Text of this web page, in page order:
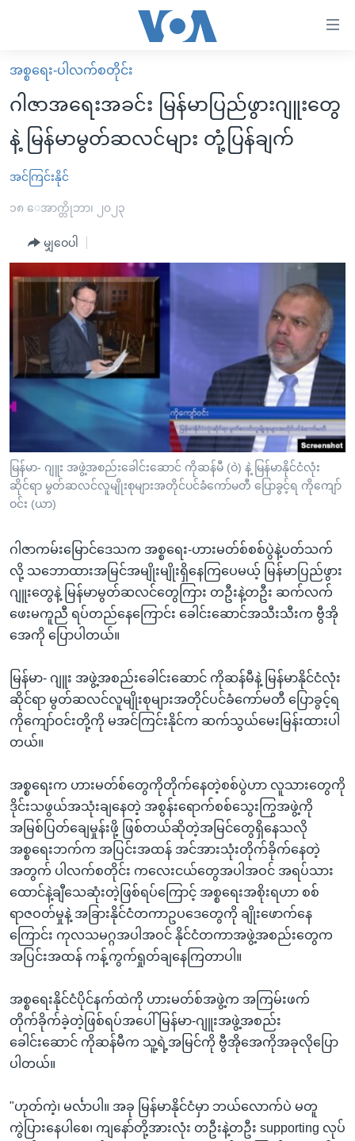
လွယ်ကူ
စေ
သည့်
Link
များ
ပင်မ
ကျော်
ပင်မ
အ
ညွန်း
စာမျက်နှာ
ကြည့်
ရန်
ရှာဖွေ
နေရာ
သို့
ကျော်
ရန်
မူလစာမျက်နှာ
မြန်မာ
ကမ္ဘာ့သတင်းများ
နိုင်ငံတကာ
အစ္စရေး-ပါလက်စတိုင်း
ဗွီဒီယို
အင်္ဂလိပ်စာလေ့လာမယ်
အမေရိကန်သုံးအီဒီယံ
မကြေးမုံရဲ့ အင်္ဂလိပ်စာ
ရုပ်ရှင်ထဲက အင်္ဂလိပ်စာ
သုတပဒေသာ အင်္ဂလိပ်စာ
အပတ်စဉ်ကဏ္ဍများ
ရေဒီယို
တီဗွီ
ရေဒီယိုနှင့်ရုပ်သံ အချက်အလက်များ
ရေဒီယို/တီဗွီအစီအစဉ်
Learning English
ဗွီအိုအေ လူမှုကွန်ယက်များ
ဘာသာစကားများ
အစ္စရေး-ပါလက်စတိုင်း
ဂါဇာအရေးအခင်း မြန်မာပြည်ဖွားဂျူးတွေ
နဲ့ မြန်မာမွတ်ဆလင်များ တုံ့ပြန်ချက်
အင်ကြင်းနိုင်
၁၈ ေအာက္တိုဘာ၊ ၂၀၂၃
မျှဝေပါ
မြန်မာ- ဂျူး အဖွဲ့အစည်းခေါင်းဆောင် ကိုဆန်မီ (ဝဲ)​ နဲ့ မြန်မာနိုင်ငံလုံး
ဆိုင်ရာ မွတ်ဆလင်လူမျိုးစုများအတိုင်ပင်ခံကော်မတီ ပြောခွင့်ရ ကိုကျော်
ဝင်း (ယာ)
ဂါဇာကမ်းမြောင်ဒေသက အစ္စရေး-ဟားမတ်စ်စစ်ပွဲနဲ့ပတ်သက်
လို့ သဘောထားအမြင်အမျိုးမျိုးရှိနေကြပေမယ့် မြန်မာပြည်ဖွား
ဂျူးတွေနဲ့ မြန်မာမွတ်ဆလင်တွေကြား တဦးနဲ့တဦး ဆက်လက်
ဖေးမကူညီ ရပ်တည်နေကြောင်း ခေါင်းဆောင်အသီးသီးက ဗွီအို
အေကို ပြောပါတယ်။
မြန်မာ- ဂျူး အဖွဲ့အစည်းခေါင်းဆောင် ကိုဆန်မီနဲ့ မြန်မာနိုင်ငံလုံး
ဆိုင်ရာ မွတ်ဆလင်လူမျိုးစုများအတိုင်ပင်ခံကော်မတီ ပြောခွင့်ရ
ကိုကျော်ဝင်းတို့ကို မအင်ကြင်းနိုင်က ဆက်သွယ်မေးမြန်းထားပါ
တယ်။
အစ္စရေးက ဟားမတ်စ်တွေကိုတိုက်နေတဲ့စစ်ပွဲဟာ လူသားတွေကို
ဒိုင်းသဖွယ်အသုံးချနေတဲ့ အစွန်းရောက်စစ်သွေးကြွအဖွဲ့ကို
အမြစ်ပြတ်ချေမှုန်းဖို့ ဖြစ်တယ်ဆိုတဲ့အမြင်တွေရှိနေသလို
အစ္စရေးဘက်က အပြင်းအထန် အင်အားသုံးတိုက်ခိုက်နေတဲ့
အတွက် ပါလက်စတိုင်း ကလေးငယ်တွေအပါအဝင် အရပ်သား
ထောင်နဲ့ချီသေဆုံးတဲ့ဖြစ်ရပ်ကြောင့် အစ္စရေးအစိုးရဟာ စစ်
ရာဇဝတ်မှုနဲ့ အခြားနိုင်ငံတကာဥပဒေတွေကို ချိုးဖောက်နေ
ကြောင်း ကုလသမဂ္ဂအပါအဝင် နိုင်ငံတကာအဖွဲ့အစည်းတွေက
အပြင်းအထန် ကန့်ကွက်ရှုတ်ချနေကြတာပါ။
အစ္စရေးနိုင်ငံပိုင်နက်ထဲကို ဟားမတ်စ်အဖွဲ့က အကြမ်းဖက်
တိုက်ခိုက်ခဲ့တဲ့ဖြစ်ရပ်အပေါ် မြန်မာ-ဂျူးအဖွဲ့အစည်း
ခေါင်းဆောင် ကိုဆန်မီက သူ့ရဲ့အမြင်ကို ဗွီအိုအေကိုအခုလိုပြော
ပါတယ်။
"ဟုတ်ကဲ့၊ မင်္လာပါ။ အခု မြန်မာနိုင်ငံမှာ ဘယ်လောက်ပဲ မတူ
ကွဲပြားနေပါစေ၊ ကျနော်တို့အားလုံး တဦးနဲ့တဦး supporting လုပ်